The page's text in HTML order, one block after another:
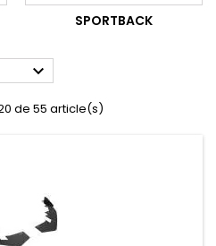
SPORTBACK

de 55 article(s)